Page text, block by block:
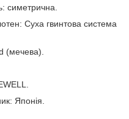
симетрична.
Суха гвинтова система
(мечева).
Японія.